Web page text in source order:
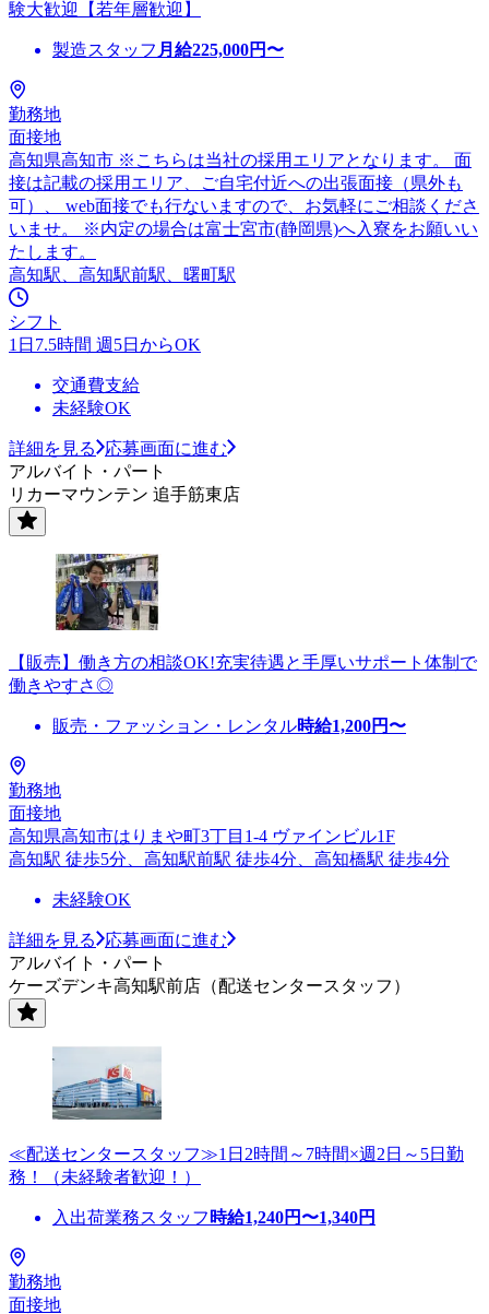
験大歓迎【若年層歓迎】
製造スタッフ 月給225,000円〜
勤務地
面接地
高知県高知市 ※こちらは当社の採用エリアとなります。 面
接は記載の採用エリア、ご自宅付近への出張面接（県外も
可）、 web面接でも行ないますので、お気軽にご相談くださ
いませ。 ※内定の場合は富士宮市(静岡県)へ入寮をお願いい
たします。
高知駅、高知駅前駅、曙町駅
シフト
1日7.5時間 週5日からOK
交通費支給
未経験OK
詳細を見る
応募画面に進む
アルバイト・パート
リカーマウンテン 追手筋東店
【販売】働き方の相談OK!充実待遇と手厚いサポート体制で
働きやすさ◎
販売・ファッション・レンタル時給1,200円〜
勤務地
面接地
高知県高知市はりまや町3丁目1-4 ヴァインビル1F
高知駅 徒歩5分、高知駅前駅 徒歩4分、高知橋駅 徒歩4分
未経験OK
詳細を見る
応募画面に進む
アルバイト・パート
ケーズデンキ高知駅前店（配送センタースタッフ）
≪配送センタースタッフ≫1日2時間～7時間×週2日～5日勤
務！（未経験者歓迎！）
入出荷業務スタッフ 時給1,240円〜1,340円
勤務地
面接地